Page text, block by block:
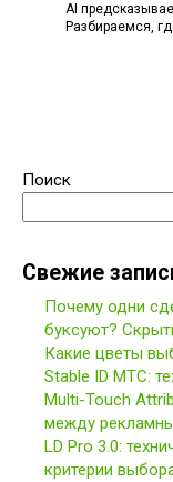
AI
Разбираемся,
Поиск
Свежие
Почему одни
буксуют?
Какие цветы
Stable ID МТС:
Multi-Touch
между
LD Pro 3.0:
критерии